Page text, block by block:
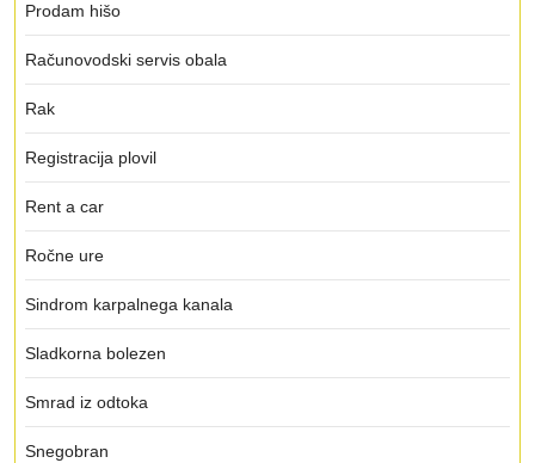
Prodam hišo
Računovodski servis obala
Rak
Registracija plovil
Rent a car
Ročne ure
Sindrom karpalnega kanala
Sladkorna bolezen
Smrad iz odtoka
Snegobran